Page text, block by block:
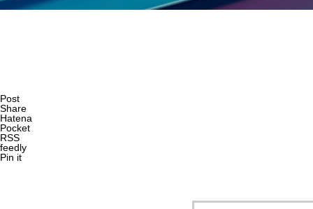
Post
Share
Hatena
Pocket
RSS
feedly
Pin it